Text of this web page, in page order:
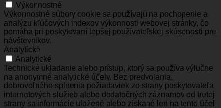
Výkonnostné
Výkonnostné súbory cookie sa používajú na pochopenie a
analýzu kľúčových indexov výkonnosti webovej stránky, čo
pomáha pri poskytovaní lepšej používateľskej skúsenosti pre
návštevníkov.
Analytické
Analytické
Technické ukladanie alebo prístup, ktorý sa používa výlučne
na anonymné analytické účely. Bez predvolania,
dobrovoľného splnenia požiadaviek zo strany poskytovateľa
internetových služieb alebo dodatočných záznamov od tretej
strany sa informácie uložené alebo získané len na tento účel